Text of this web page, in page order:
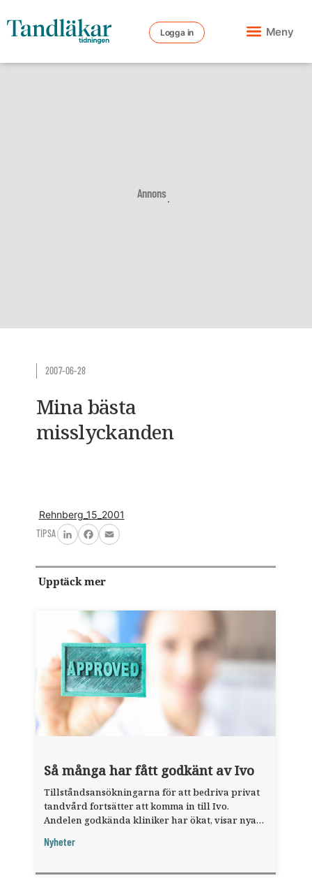
Logga in Meny
Annons
2007-06-28
Mina bästa
misslyckanden
Rehnberg_15_2001
TIPSA
LinkedInFacebook
Email
Upptäck mer
Så många har fått godkänt av Ivo
Tillståndsansökningarna för att bedriva privat
tandvård fortsätter att komma in till Ivo.
Andelen godkända kliniker har ökat, visar nya
Nyheter